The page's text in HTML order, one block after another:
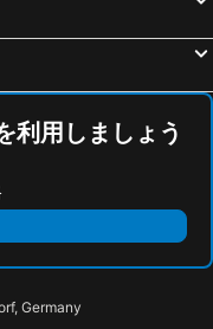
利用しましょう
Germany